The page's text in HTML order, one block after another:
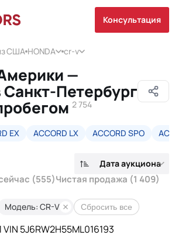
Консультация
США HONDA cr-v
—
Санкт-Петербург
2 754
EX ACCORD LX ACCORD SPO
Дата аукциона
(555)Чистая продажа (1 409)
Модель: CR-V Сбросить все